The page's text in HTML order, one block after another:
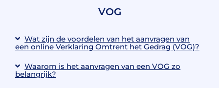
VOG
Wat zijn de voordelen van het aanvragen van
een online Verklaring Omtrent het Gedrag (VOG)?
Waarom is het aanvragen van een VOG zo
belangrijk?